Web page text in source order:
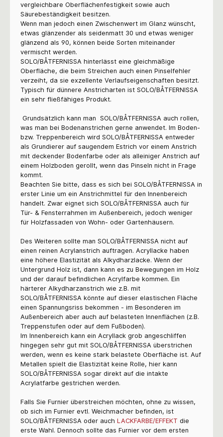
vergleichbare Oberflächenfestigkeit sowie auch
Säurebeständigkeit besitzen.
Wenn man jedoch einen Zwischenwert im Glanz wünscht,
etwas glänzender als seidenmatt 30 und etwas weniger
glänzend als 90, können beide Sorten miteinander
vermischt werden.
SOLO/BÅTFERNISSA hinterlässt eine gleichmäßige
Oberfläche, die beim Streichen auch einen Pinselfehler
verzeiht, da sie exzellente Verlaufseigenschaften besitzt.
Typisch für dünnere Anstricharten ist SOLO/BÅTFERNISSA
ein sehr fließfähiges Produkt.
Grundsätzlich kann man SOLO/BÅTFERNISSA auch rollen,
was man bei Bodenanstrichen gerne anwendet. Im Boden-
bzw. Treppenbereich wird SOLO/BÅTFERNISSA entweder
als Grundierer auf saugendem Estrich vor einem Anstrich
mit deckender Bodenfarbe oder als alleiniger Anstrich auf
einem Holzboden gerollt, wenn das Pinseln nicht in Frage
kommt.
Beachten Sie bitte, dass es sich bei SOLO/BÅTFERNISSA in
erster Linie um ein Anstrichmittel für den Innenbereich
handelt. Zwar eignet sich SOLO/BÅTFERNISSA auch für
Tür- & Fensterrahmen im Außenbereich, jedoch weniger
für Holzfassaden von Wohn- oder Gartenhäusern.
Des Weiteren sollte man SOLO/BÅTFERNISSA nicht auf
einen reinen Acrylanstrich auftragen. Acryllacke haben
eine höhere Elastizität als Alkydharzlacke. Wenn der
Untergrund Holz ist, dann kann es zu Bewegungen im Holz
und der darauf befindlichen Acrylfarbe kommen. Ein
härterer Alkydharzanstrich wie z.B. mit
SOLO/BÅTFERNISSA könnte auf dieser elastischen Fläche
einen Spannungsriss bekommen - im Besonderen im
Außenbereich aber auch auf belasteten Innenflächen (z.B.
Treppenstufen oder auf dem Fußboden).
Im Innenbereich kann ein Acryllack grob angeschliffen
hingegen sehr gut mit SOLO/BÅTFERNISSA überstrichen
werden, wenn es keine stark belastete Oberfläche ist. Auf
Metallen spielt die Elastizität keine Rolle, hier kann
SOLO/BÅTFERNISSA sogar direkt auf die intakte
Acrylatfarbe gestrichen werden.
Falls Sie Furnier überstreichen möchten, ohne zu wissen,
ob sich im Furnier evtl. Weichmacher befinden, ist
SOLO/BÅTFERNISSA oder auch LACKFARBE/EFFEKT die
erste Wahl. Dennoch sollte das Furnier vor dem ersten